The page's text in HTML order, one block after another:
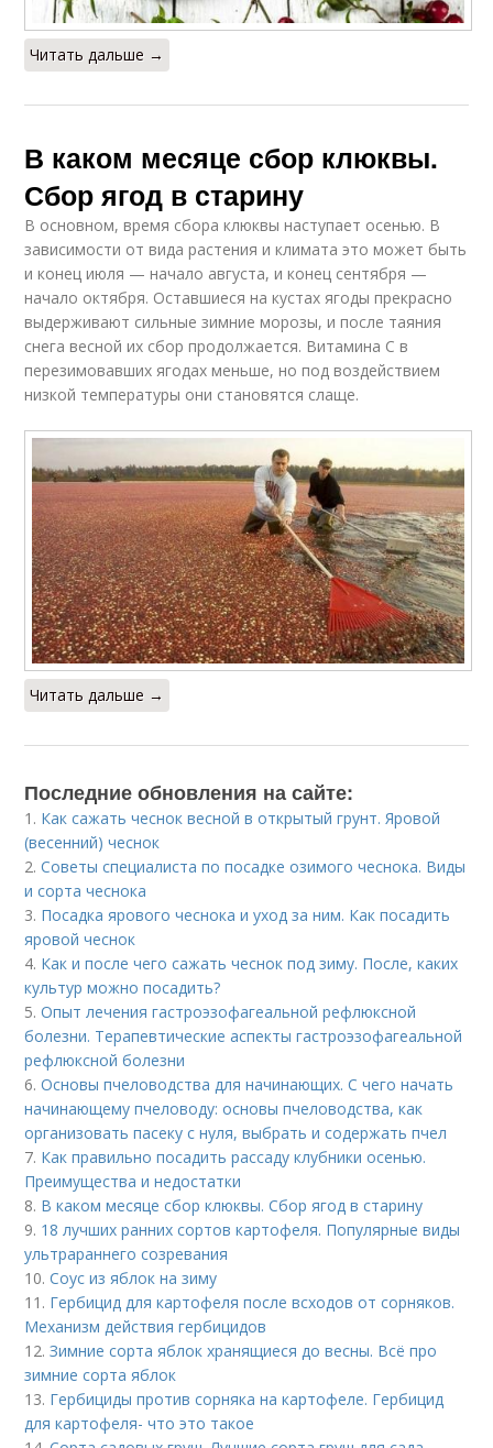
Читать дальше →
В каком месяце сбор клюквы.
Сбор ягод в старину
В основном, время сбора клюквы наступает осенью. В
зависимости от вида растения и климата это может быть
и конец июля — начало августа, и конец сентября —
начало октября. Оставшиеся на кустах ягоды прекрасно
выдерживают сильные зимние морозы, и после таяния
снега весной их сбор продолжается. Витамина С в
перезимовавших ягодах меньше, но под воздействием
низкой температуры они становятся слаще.
Читать дальше →
Последние обновления на сайте:
1. Как сажать чеснок весной в открытый грунт. Яровой
(весенний) чеснок
2.Советы специалиста по посадке озимого чеснока. Виды
и сорта чеснока
3. Посадка ярового чеснока и уход за ним. Как посадить
яровой чеснок
4. Как и после чего сажать чеснок под зиму. После, каких
культур можно посадить?
5.Опыт лечения гастроэзофагеальной рефлюксной
болезни. Терапевтические аспекты гастроэзофагеальной
рефлюксной болезни
6.Основы пчеловодства для начинающих. С чего начать
начинающему пчеловоду: основы пчеловодства, как
организовать пасеку с нуля, выбрать и содержать пчел
7. Как правильно посадить рассаду клубники осенью.
Преимущества и недостатки
8. В каком месяце сбор клюквы. Сбор ягод в старину
9. 18 лучших ранних сортов картофеля. Популярные виды
ультрараннего созревания
10.Соус из яблок на зиму
11. Гербицид для картофеля после всходов от сорняков.
Механизм действия гербицидов
12.Зимние сорта яблок хранящиеся до весны. Всё про
зимние сорта яблок
13. Гербициды против сорняка на картофеле. Гербицид
для картофеля- что это такое